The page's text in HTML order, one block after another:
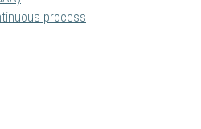
process